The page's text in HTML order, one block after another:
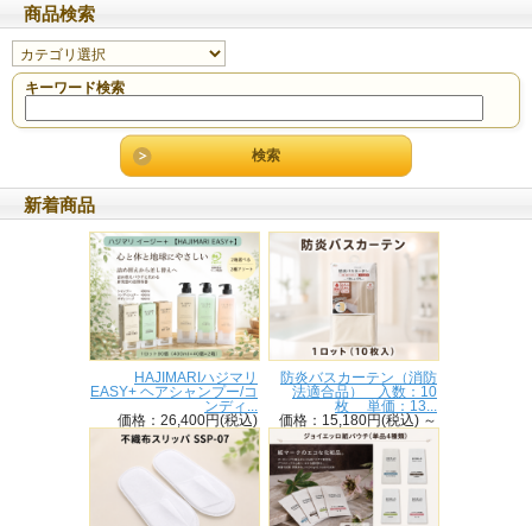
商品検索
キーワード検索
新着商品
HAJIMARIハジマリ
EASY+ ヘアシャンプー/コ
ンディ...
価格：26,400円(税込)
防炎バスカーテン（消防
法適合品） 入数：10
枚 単価：13...
価格：15,180円(税込) ～